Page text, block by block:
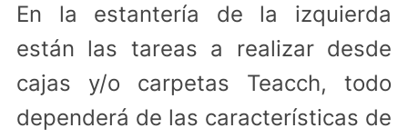
En la estantería de la izquierda
están las tareas a realizar desde
cajas y/o carpetas Teacch, todo
dependerá de las características de